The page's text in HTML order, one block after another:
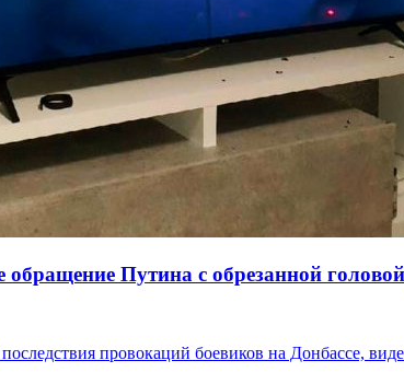
обращение Путина с обрезанной